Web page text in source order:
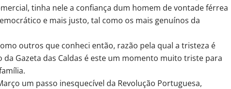
tinha nele a confiança dum homem de vontade férrea
e mais justo, tal como os mais genuínos da
outros que conheci então, razão pela qual a tristeza é
da Gazeta das Caldas é este um momento muito triste para
um passo inesquecível da Revolução Portuguesa,